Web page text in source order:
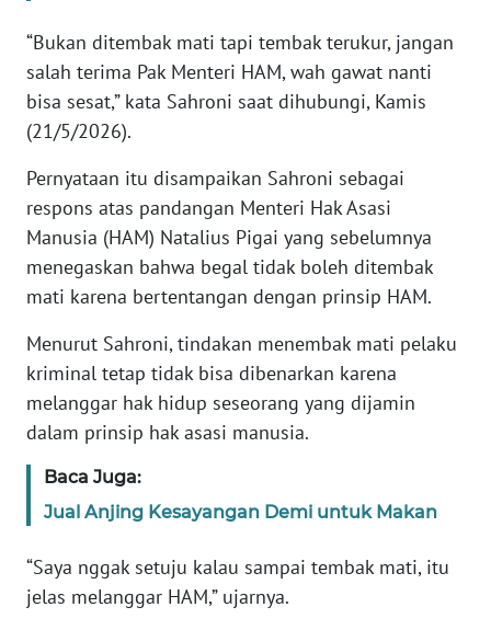
“Bukan ditembak mati tapi tembak terukur, jangan
salah terima Pak Menteri HAM, wah gawat nanti
bisa sesat,” kata Sahroni saat dihubungi, Kamis
(21/5/2026).
Pernyataan itu disampaikan Sahroni sebagai
respons atas pandangan Menteri Hak Asasi
Manusia (HAM) Natalius Pigai yang sebelumnya
menegaskan bahwa begal tidak boleh ditembak
mati karena bertentangan dengan prinsip HAM.
Menurut Sahroni, tindakan menembak mati pelaku
kriminal tetap tidak bisa dibenarkan karena
melanggar hak hidup seseorang yang dijamin
dalam prinsip hak asasi manusia.
Baca Juga:
Jual Anjing Kesayangan Demi untuk Makan
“Saya nggak setuju kalau sampai tembak mati, itu
jelas melanggar HAM,” ujarnya.
REDAKSI
DISCLAIMER
Wahana
News
Regional
WN
WN
JAKARTA
WN
JABAR
BANTEN